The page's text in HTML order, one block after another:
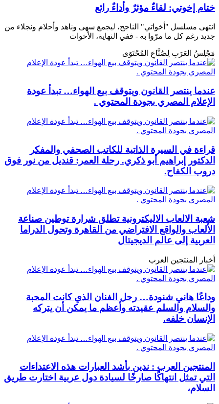
ختام إخوتي: لقاءٌ مؤثرٌ وأداءٌ رائع
انتهى مسلسل "أخواتي" الناجح، ليجمع سهى وناهد وأحلام ونجلاء من
جديد رغم كل ما مرّوا به - ففي النهاية، الأخوات
مَجْلِسُ العَرَبِ لِصُنَّاعِ المُحْتَوَى
عندما ينتصر القانون ويتوقف بيع الهواء… تبدأ عودة
الإعلام المصري بجودة المحتوي .
قراءة في السيرة الذاتية للكاتب الصحفي والمفكر
الدكتور إبراهيم أبو ذكري. رحلة العمر: قنديل من نور فوق
دروب الكفاح.
شعبة الالعاب الاليكترونية تطلق شرارة توطين صناعة
الألعاب والواقع الافتراضي من القاهرة وتحول الدراما
العربية إلى عالم الديجيتال
أخبار المنتجين العرب
وداعًا هاني شنودة… رحل الفنان الذي كانت المحبة
والسلام والسلم عقيدته وأعظم ما يمكن أن يتركه
الإنسان خلفه.
المنتجين العرب : ندين بأشد العبارات هذه الاعتداءات
التي تمثل انتهاكًا صارخًا لسيادة دول عربية اختارت طريق
السلام،